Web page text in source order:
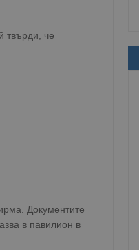
твърди, че
Документите
в павилион в